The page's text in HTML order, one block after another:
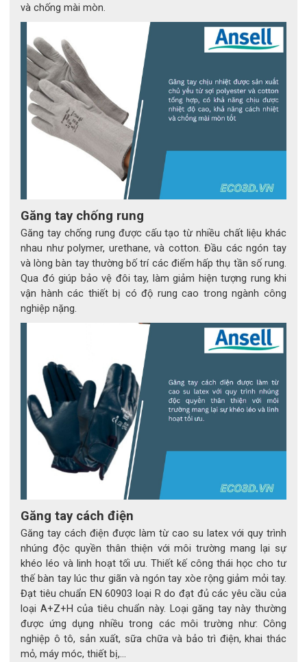
và chống mài mòn.
Găng tay chống rung
Găng tay chống rung được cấu tạo từ nhiều chất liệu khác
nhau như polymer, urethane, và cotton. Đầu các ngón tay
và lòng bàn tay thường bố trí các điểm hấp thụ tần số rung.
Qua đó giúp bảo vệ đôi tay, làm giảm hiện tượng rung khi
vận hành các thiết bị có độ rung cao trong ngành công
nghiệp nặng.
Găng tay cách điện
Găng tay cách điện được làm từ cao su latex với quy trình
nhúng độc quyền thân thiện với môi trường mang lại sự
khéo léo và linh hoạt tối ưu. Thiết kế công thái học cho tư
thế bàn tay lúc thư giãn và ngón tay xòe rộng giảm mỏi tay.
Đạt tiêu chuẩn EN 60903 loại R do đạt đủ các yêu cầu của
loại A+Z+H của tiêu chuẩn này. Loại găng tay này thường
được ứng dụng nhiều trong các môi trường như: Công
nghiệp ô tô, sản xuất, sữa chữa và bảo trì điện, khai thác
mỏ, máy móc, thiết bị,...